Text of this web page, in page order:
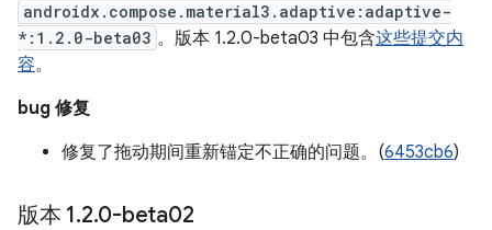
androidx.compose.material3.adaptive:adaptive-
*:1.2.0-beta03 。版本 1.2.0-beta03 中包含这些提交内
容。
bug 修复
修复了拖动期间重新锚定不正确的问题。(6453cb6)
版本 1.2.0-beta02